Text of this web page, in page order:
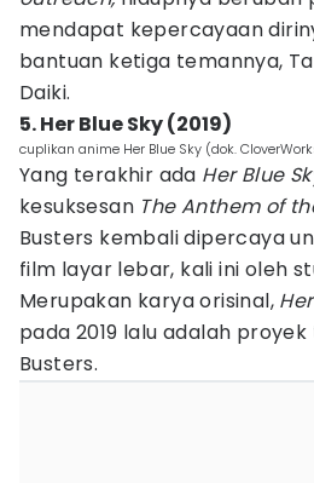
mendapat kepercayaan
bantuan ketiga temannya,
Daiki.
5. Her Blue Sky (2019)
cuplikan anime Her Blue Sky (dok.
Yang terakhir ada Her Blue
kesuksesan The Anthem of
Busters kembali dipercaya
film layar lebar, kali ini oleh
Merupakan karya orisinal,
pada 2019 lalu adalah
Busters.